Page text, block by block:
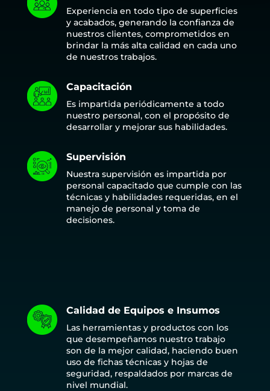
Experiencia en todo tipo de superficies
y acabados, generando la confianza de
nuestros clientes, comprometidos en
brindar la más alta calidad en cada uno
de nuestros trabajos.
Capacitación
Es impartida periódicamente a todo
nuestro personal, con el propósito de
desarrollar y mejorar sus habilidades.
Supervisión
Nuestra supervisión es impartida por
personal capacitado que cumple con las
técnicas y habilidades requeridas, en el
manejo de personal y toma de
decisiones.
Calidad de Equipos e Insumos
Las herramientas y productos con los
que desempeñamos nuestro trabajo
son de la mejor calidad, haciendo buen
uso de fichas técnicas y hojas de
seguridad, respaldados por marcas de
nivel mundial.